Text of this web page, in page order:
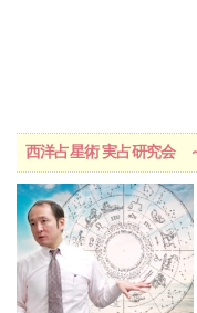
西洋占星術 実占研究会